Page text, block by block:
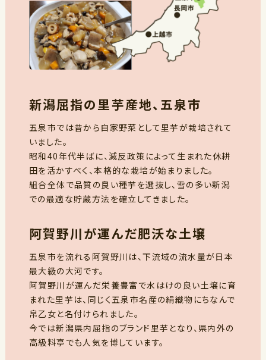
新潟屈指の里芋産地、五泉市
五泉市では昔から自家野菜として里芋が栽培されて
いました。
昭和40年代半ばに、減反政策によって生まれた休耕
田を活かすべく、本格的な栽培が始まりました。
組合全体で品質の良い種芋を選抜し、雪の多い新潟
での最適な貯蔵方法を確立してきました。
阿賀野川が運んだ肥沃な土壌
五泉市を流れる阿賀野川は、下流域の流水量が日本
最大級の大河です。
阿賀野川が運んだ栄養豊富で水はけの良い土壌に育
まれた里芋は、同じく五泉市名産の絹織物にちなんで
帛乙女と名付けられました。
今では新潟県内屈指のブランド里芋となり、県内外の
高級料亭でも人気を博しています。